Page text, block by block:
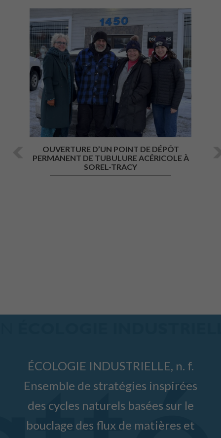
OUVERTURE D’UN POINT DE DÉPÔT
PERMANENT DE TUBULURE ACÉRICOLE À
SOREL-TRACY
Précédent
ÉCOLOGIE INDUSTRIELLE, n. f.
Ensemble de stratégies inspirées
des cycles naturels basées sur le
bouclage des flux de matières et